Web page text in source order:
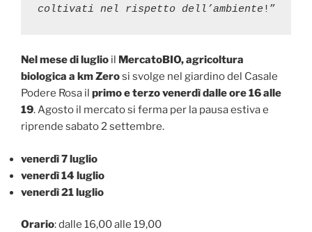
coltivati nel rispetto dell’ambiente !”
Nel mese di luglio il
MercatoBIO, agricoltura
biologica a km Zerosi svolge nel giardino del Casale
Podere Rosa il primo e terzo venerdì dalle ore 16 alle
19. Agosto il mercato si ferma per la pausa estiva e
riprende sabato 2 settembre.
venerdì 7 luglio
venerdì 14 luglio
venerdì 21 luglio
Orario: dalle 16,00 alle 19,00